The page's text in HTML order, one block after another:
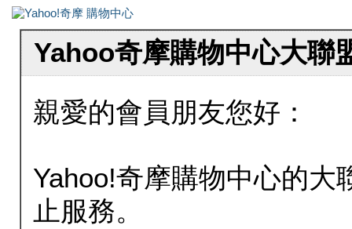
Yahoo奇摩購物中心大聯
親愛的會員朋友您好：
Yahoo!奇摩購物中心的大
止服務。